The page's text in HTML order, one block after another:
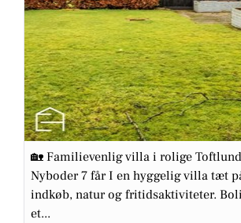
🏡 Familievenlig villa i rolige
Nyboder 7 får I en hyggelig villa tæt
indkøb, natur og fritidsaktiviteter.
et...